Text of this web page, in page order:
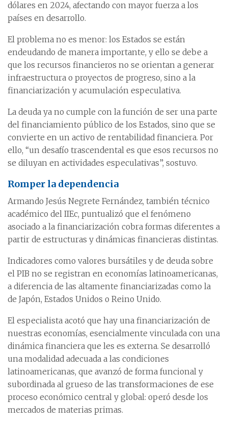
dólares en 2024, afectando con mayor fuerza a los
países en desarrollo.
El problema no es menor: los Estados se están
endeudando de manera importante, y ello se debe a
que los recursos financieros no se orientan a generar
infraestructura o proyectos de progreso, sino a la
financiarización y acumulación especulativa.
La deuda ya no cumple con la función de ser una parte
del financiamiento público de los Estados, sino que se
convierte en un activo de rentabilidad financiera. Por
ello, “un desafío trascendental es que esos recursos no
se diluyan en actividades especulativas”, sostuvo.
Romper la dependencia
Armando Jesús Negrete Fernández, también técnico
académico del IIEc, puntualizó que el fenómeno
asociado a la financiarización cobra formas diferentes a
partir de estructuras y dinámicas financieras distintas.
Indicadores como valores bursátiles y de deuda sobre
el PIB no se registran en economías latinoamericanas,
a diferencia de las altamente financiarizadas como la
de Japón, Estados Unidos o Reino Unido.
El especialista acotó que hay una financiarización de
nuestras economías, esencialmente vinculada con una
dinámica financiera que les es externa. Se desarrolló
una modalidad adecuada a las condiciones
latinoamericanas, que avanzó de forma funcional y
subordinada al grueso de las transformaciones de ese
proceso económico central y global: operó desde los
mercados de materias primas.